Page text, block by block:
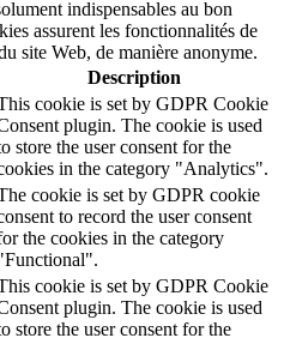
indispensables au bon
assurent les fonctionnalités de
site Web, de manière anonyme.
Description
cookie is set by GDPR Cookie
plugin. The cookie is used
store the user consent for the
in the category "Analytics".
cookie is set by GDPR cookie
to record the user consent
the cookies in the category
cookie is set by GDPR Cookie
plugin. The cookie is used
store the user consent for the